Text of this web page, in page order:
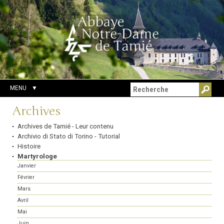
Aller
au
contenu.
|
Aller
à
la
navigation
Outils
personnels
Chercher par
Recherche
avancée…
MENU
Navigation
Archives
Archives de Tamié - Leur contenu
Archivio di Stato di Torino - Tutorial
Histoire
Martyrologe
Janvier
Février
Mars
Avril
Mai